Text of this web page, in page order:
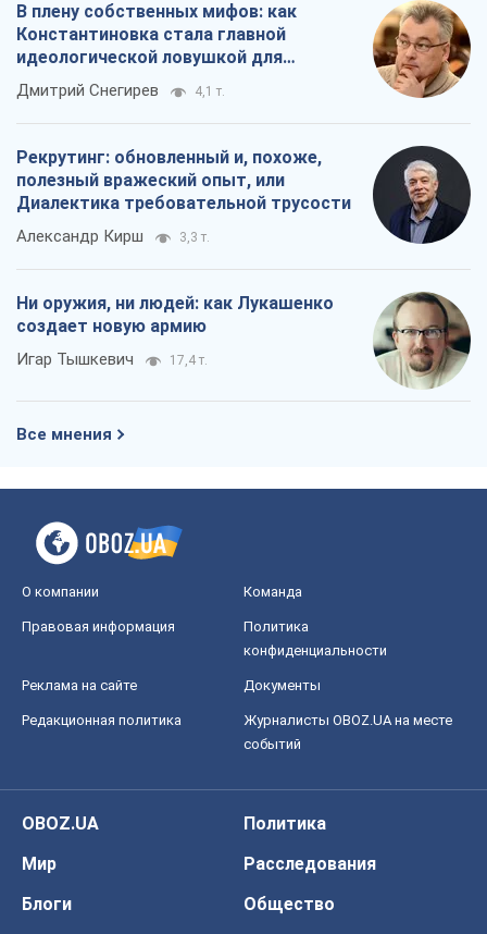
В плену собственных мифов: как
Константиновка стала главной
идеологической ловушкой для
российских оккупантов
Дмитрий Снегирев 4,1 т.
Рекрутинг: обновленный и, похоже,
полезный вражеский опыт, или
Диалектика требовательной трусости
Александр Кирш 3,3 т.
Ни оружия, ни людей: как Лукашенко
создает новую армию
Игар Тышкевич 17,4 т.
Все мнения
О компании Команда
Правовая информация
Политика
конфиденциальности
Реклама на сайте Документы
Редакционная политика
Журналисты OBOZ.UA на месте
событий
OBOZ.UA
Политика
Мир
Расследования
Блоги
Общество